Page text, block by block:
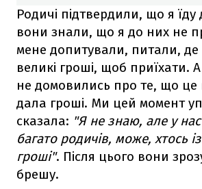
Родичі підтвердили, що я
вони знали, що я до них не
мене допитували, питали, де
великі гроші, щоб приїхати.
не домовились про те, що це
дала гроші. Ми цей момент
сказала: "Я не знаю, але у нас
багато родичів, може, хтось
гроші". Після цього вони
брешу.